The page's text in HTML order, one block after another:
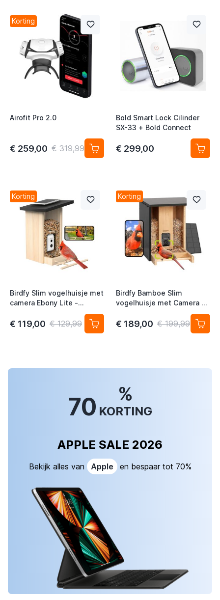
Korting
Airofit Pro 2.0
€ 259,00 € 319,99
Bold Smart Lock Cilinder
SX-33 + Bold Connect
€ 299,00
Korting
Birdfy Slim vogelhuisje met
camera Ebony Lite -
vogelherkenning
€ 119,00 € 129,99
Korting
Birdfy Bamboe Slim
vogelhuisje met Camera en
AI-Vogelherkenning op
Zonne-energie - Camera in
€ 189,00 € 199,99
70 %
KORTING
APPLE SALE 2026
Bekijk alles van Apple en bespaar tot 70%